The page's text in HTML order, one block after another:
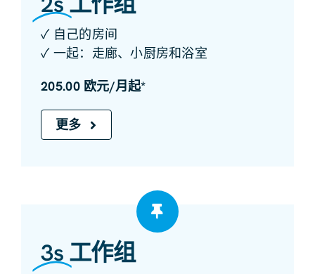
✓ 自己的房间
✓ 一起：走廊、小厨房和浴室
205.00 欧元/月起*
更多
3s 工作组